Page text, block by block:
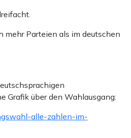
mehr Parteien als im deutschen
Grafik über den Wahlausgang:
alle-zahlen-im-